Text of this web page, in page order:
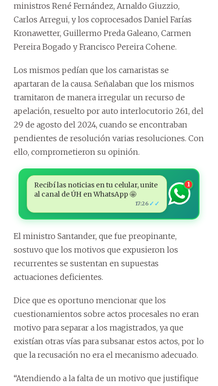
ministros René Fernández, Arnaldo Giuzzio,
Carlos Arregui, y los coprocesados Daniel Farías
Kronawetter, Guillermo Preda Galeano, Carmen
Pereira Bogado y Francisco Pereira Cohene.
Los mismos pedían que los camaristas se
apartaran de la causa. Señalaban que los mismos
tramitaron de manera irregular un recurso de
apelación, resuelto por auto interlocutorio 261, del
29 de agosto del 2024, cuando se encontraban
pendientes de resolución varias resoluciones. Con
ello, comprometieron su opinión.
Recibí las noticias en tu celular, unite
al canal de ÚH en WhatsApp 🤩
17:26 ✓✓
1
El ministro Santander, que fue preopinante,
sostuvo que los motivos que expusieron los
recurrentes se sustentan en supuestas
actuaciones deficientes.
Dice que es oportuno mencionar que los
cuestionamientos sobre actos procesales no eran
motivo para separar a los magistrados, ya que
existían otras vías para subsanar estos actos, por lo
que la recusación no era el mecanismo adecuado.
“Atendiendo a la falta de un motivo que justifique